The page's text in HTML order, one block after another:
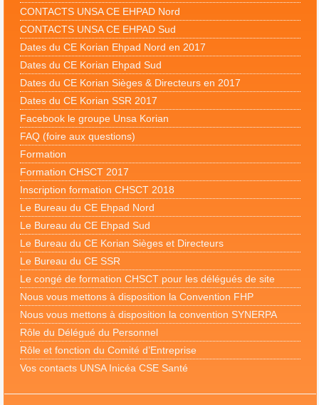
CONTACTS UNSA CE EHPAD Nord
CONTACTS UNSA CE EHPAD Sud
Dates du CE Korian Ehpad Nord en 2017
Dates du CE Korian Ehpad Sud
Dates du CE Korian Sièges & Directeurs en 2017
Dates du CE Korian SSR 2017
Facebook le groupe Unsa Korian
FAQ (foire aux questions)
Formation
Formation CHSCT 2017
Inscription formation CHSCT 2018
Le Bureau du CE Ehpad Nord
Le Bureau du CE Ehpad Sud
Le Bureau du CE Korian Sièges et Directeurs
Le Bureau du CE SSR
Le congé de formation CHSCT pour les délégués de site
Nous vous mettons à disposition la Convention FHP
Nous vous mettons à disposition la convention SYNERPA
Rôle du Délégué du Personnel
Rôle et fonction du Comité d’Entreprise
Vos contacts UNSA Inicéa CSE Santé